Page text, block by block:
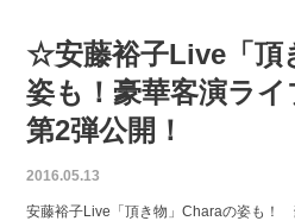
☆安藤裕子Live「頂
姿も！豪華客演ラ
第2弾公開！
2016.05.13
安藤裕子Live「頂き物」Charaの姿も！